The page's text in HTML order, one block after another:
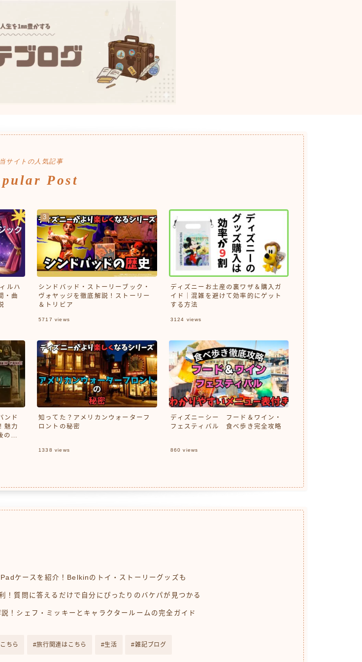
当サイトの人気記事
Post
ルハ
・曲
シンドバッド・ストーリーブック・
ヴォヤッジを徹底解説！ストーリー
＆トリビア
5717 views
ディズニーお土産の裏ワザ＆購入ガ
イド｜混雑を避けて効率的にゲット
する方法
3124 views
ンド
魅力
の予
知ってた？アメリカンウォーターフ
ロントの秘密
1338 views
ディズニーシー フード＆ワイン・
フェスティバル 食べ歩き完全攻略
860 views
ケースを紹介！Belkinのトイ・ストーリーグッズも
質問に答えるだけで自分にぴったりのバケパが見つかる
！シェフ・ミッキーとキャラクタールームの完全ガイド
ちら 旅行関連はこちら 生活 雑記ブログ